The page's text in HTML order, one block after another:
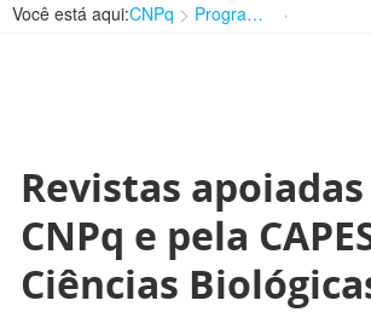
Você está aqui:CNPq Programa Editorial
Revistas
CNPq e pela
Ciências